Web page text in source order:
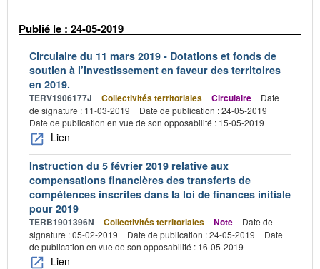
Publié le : 24-05-2019
Circulaire du 11 mars 2019 - Dotations et fonds de
soutien à l’investissement en faveur des territoires
en 2019.
TERV1906177J Collectivités territoriales Circulaire
Date
de signature : 11-03-2019
Date de publication : 24-05-2019
Date de publication en vue de son opposabilité : 15-05-2019
Lien
Instruction du 5 février 2019 relative aux
compensations financières des transferts de
compétences inscrites dans la loi de finances initiale
pour 2019
TERB1901396N Collectivités territoriales Note
Date de
signature : 05-02-2019
Date de publication : 24-05-2019
Date
de publication en vue de son opposabilité : 16-05-2019
Lien